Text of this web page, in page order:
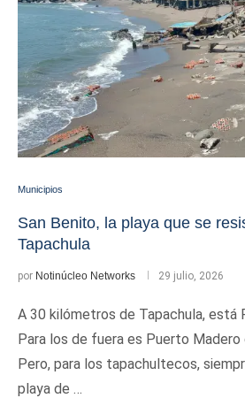
Municipios
San Benito, la playa que se
Tapachula
por Notinúcleo Networks 29 julio, 2026
A 30 kilómetros de Tapachula, está
Para los de fuera es Puerto Madero
Pero, para los tapachultecos,
playa de …